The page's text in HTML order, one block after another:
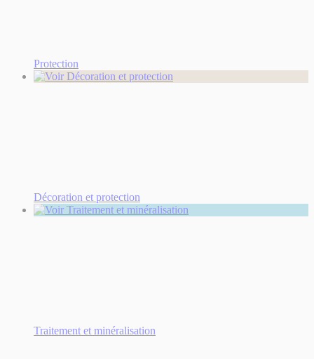
Protection
Décoration et protection
Traitement et minéralisation